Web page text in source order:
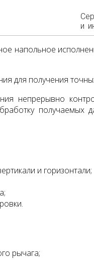
и
напольное
для получения
непрерывно
получаемых
и горизонтали;
рычага;